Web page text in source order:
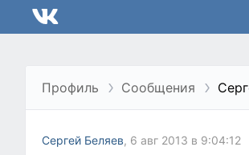
Профиль Сообщения
Сергей Беляев, 6 авг 2013 в 9:04:12